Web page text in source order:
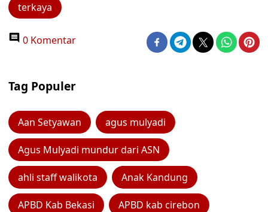
terkaya
0 Komentar
Tag Populer
Aan Setyawan agus mulyadi
Agus Mulyadi mundur dari ASN
ahli staff walikota Anak Kandung
APBD Kab Bekasi APBD kab cirebon